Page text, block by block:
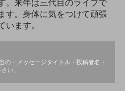
。来年は三代目のライブで
す。身体に気をつけて頑張
います。
の・メッセージタイトル・投稿者名・
い。